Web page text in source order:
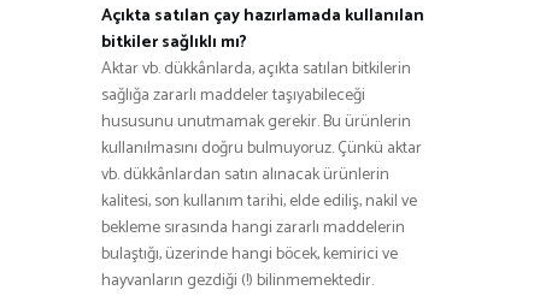
Açıkta satılan çay hazırlamada kullanılan
bitkiler sağlıklı mı?
Aktar vb. dükkânlarda, açıkta satılan bitkilerin
sağlığa zararlı maddeler taşıyabileceği
hususunu unutmamak gerekir. Bu ürünlerin
kullanılmasını doğru bulmuyoruz. Çünkü aktar
vb. dükkânlardan satın alınacak ürünlerin
kalitesi, son kullanım tarihi, elde ediliş, nakil ve
bekleme sırasında hangi zararlı maddelerin
bulaştığı, üzerinde hangi böcek, kemirici ve
hayvanların gezdiği (!) bilinmemektedir.